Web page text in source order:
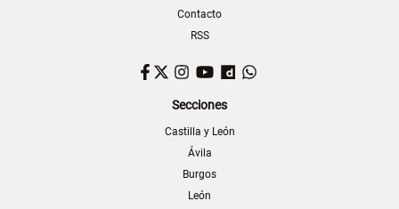
Contacto
RSS
Facebook
TwitterInstagram
YouTubeDailymotion
Secciones
Castilla y León
Ávila
Burgos
León